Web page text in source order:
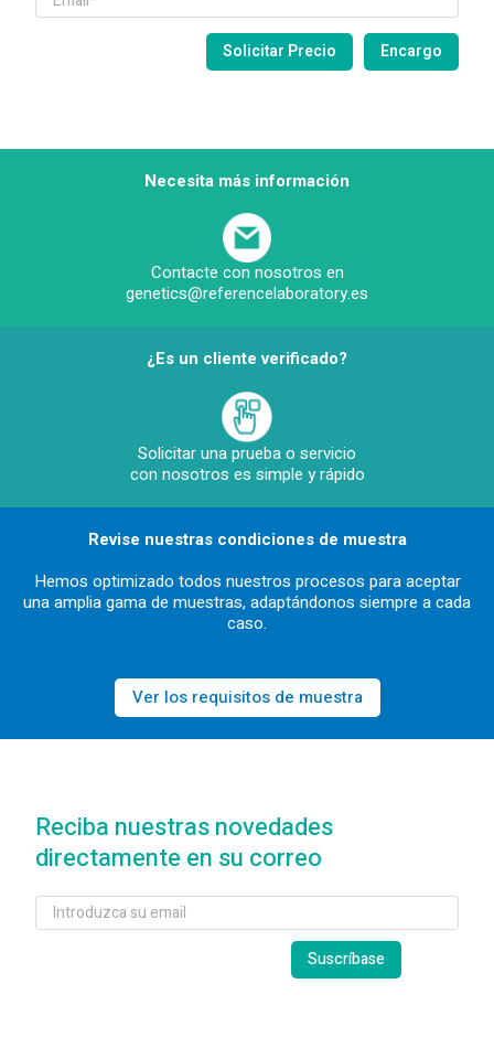
Necesita más información
Contacte con nosotros en
genetics@referencelaboratory.es
¿Es un cliente verificado?
Solicitar una prueba o servicio
con nosotros es simple y rápido
Revise nuestras condiciones de muestra
Hemos optimizado todos nuestros procesos para aceptar
una amplia gama de muestras, adaptándonos siempre a cada
caso.
Ver los requisitos de muestra
Reciba nuestras novedades
directamente en su correo